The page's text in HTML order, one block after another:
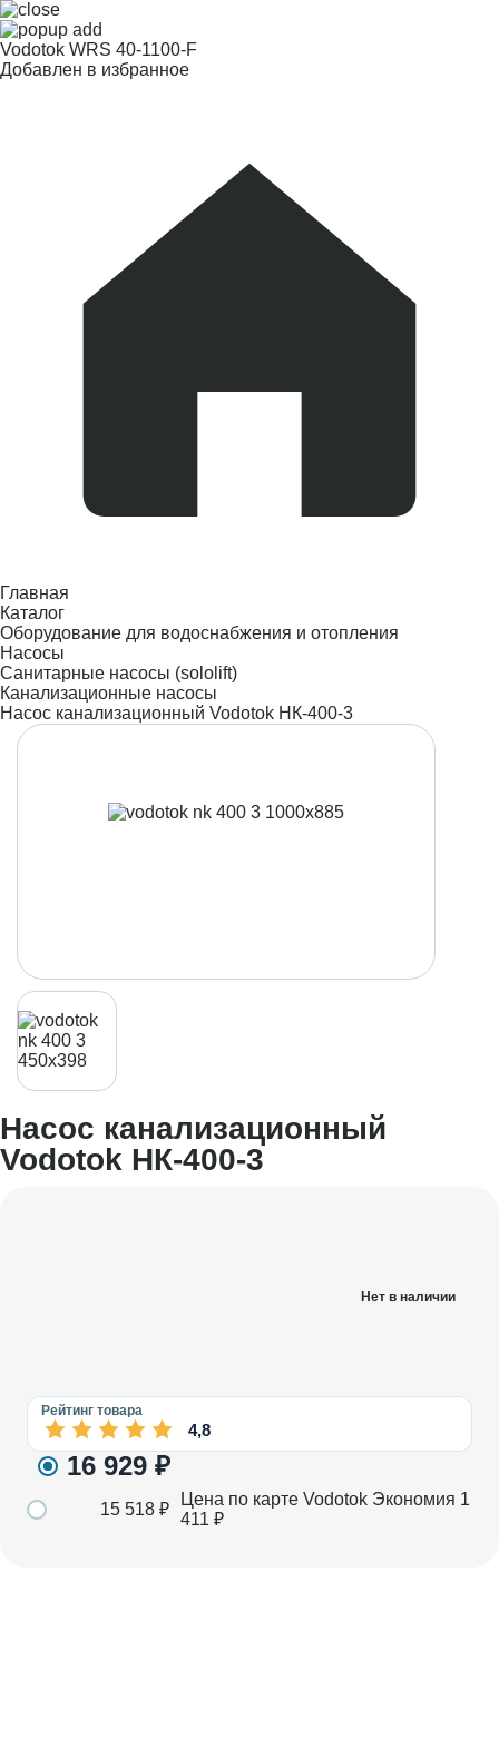
Vodotok WRS 40-1100-F
Добавлен в избранное
Главная
Каталог
Оборудование для водоснабжения и отопления
Насосы
Санитарные насосы (sololift)
Канализационные насосы
Насос канализационный Vodotok НК-400-3
Насос канализационный
Vodotok НК-400-3
Нет в наличии
Рейтинг товара
4,8
16 929 ₽
15 518 ₽
Цена по карте Vodotok Экономия 1
411 ₽